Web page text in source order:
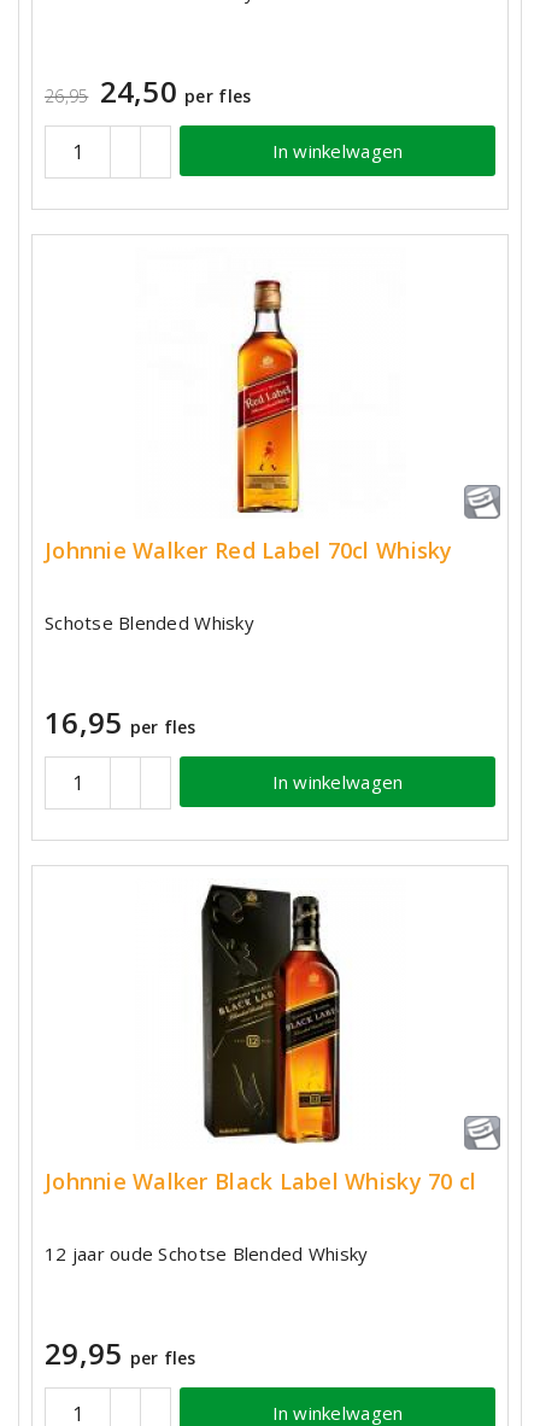
26,95 24,50 per fles
In winkelwagen
Johnnie Walker Red Label 70cl Whisky
Schotse Blended Whisky
16,95 per fles
In winkelwagen
Johnnie Walker Black Label Whisky 70 cl
12 jaar oude Schotse Blended Whisky
29,95 per fles
In winkelwagen